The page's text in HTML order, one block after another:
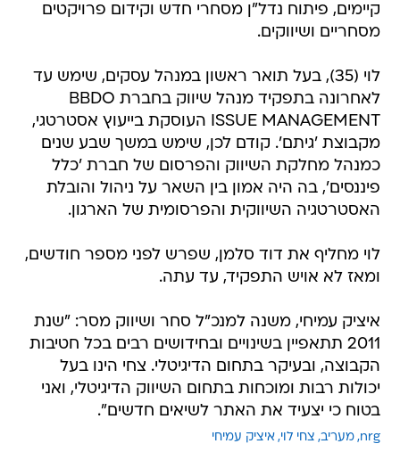
קיימים, פיתוח נדל"ן מסחרי חדש וקידום פרויקטים
מסחריים ושיווקים.
לוי (35), בעל תואר ראשון במנהל עסקים, שימש עד
לאחרונה בתפקיד מנהל שיווק בחברת BBDO
ISSUE MANAGEMENT העוסקת בייעוץ אסטרטגי,
מקבוצת 'גיתם'. קודם לכן, שימש במשך שבע שנים
כמנהל מחלקת השיווק והפרסום של חברת 'כלל
פיננסים', בה היה אמון בין השאר על ניהול והובלת
האסטרטגיה השיווקית והפרסומית של הארגון.
לוי מחליף את דוד סלמן, שפרש לפני מספר חודשים,
ומאז לא אויש התפקיד, עד עתה.
איציק עמיחי, משנה למנכ"ל סחר ושיווק מסר: "שנת
2011 תתאפיין בשינויים ובחידושים רבים בכל חטיבות
הקבוצה, ובעיקר בתחום הדיגיטלי. צחי הינו בעל
יכולות רבות ומוכחות בתחום השיווק הדיגיטלי, ואני
בטוח כי יצעיד את האתר לשיאים חדשים".
nrg מעריב צחי לוי איציק עמיחי